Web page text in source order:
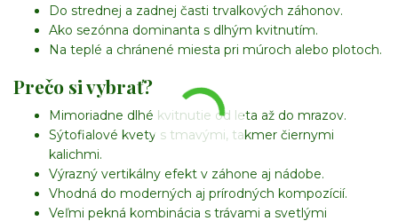
Do strednej a zadnej časti trvalkových záhonov.
Ako sezónna dominanta s dlhým kvitnutím.
Na teplé a chránené miesta pri múroch alebo plotoch.
Prečo si vybrať?
Mimoriadne dlhé kvitnutie od leta až do mrazov.
Sýtofialové kvety s tmavými, takmer čiernymi
kalichmi.
Výrazný vertikálny efekt v záhone aj nádobe.
Vhodná do moderných aj prírodných kompozícií.
Veľmi pekná kombinácia s trávami a svetlými